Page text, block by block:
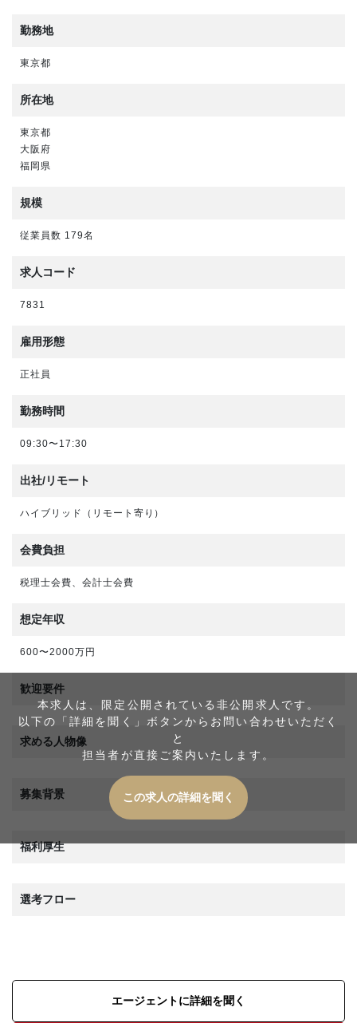
勤務地
東京都
所在地
東京都
大阪府
福岡県
規模
従業員数 179名
求人コード
7831
雇用形態
正社員
勤務時間
09:30〜17:30
出社/リモート
ハイブリッド（リモート寄り）
会費負担
税理士会費、会計士会費
想定年収
600〜2000万円
本求人は、限定公開されている非公開求人です。
以下の「詳細を聞く」ボタンからお問い合わせいただく
と
担当者が直接ご案内いたします。
この求人の詳細を聞く
歓迎要件
求める人物像
募集背景
福利厚生
選考フロー
エージェントに詳細を聞く